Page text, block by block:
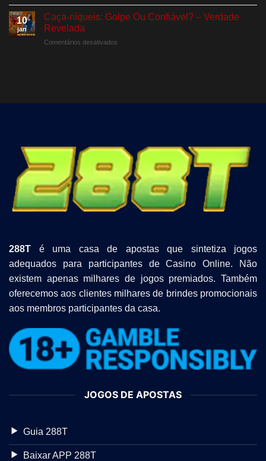
e
Diversão
App
De
Celular
10
jan
Caça-níqueis: Golpe Ou Confiável? – Verdade
Revelada
Comentários desativados
–
288T é uma casa de apostas que sintetiza jogos
adequados para participantes de Casino Online. Não
existem apenas milhares de jogos premiados. Também
oferecemos aos clientes milhares de brindes promocionais
aos membros participantes da casa.
JOGOS DE APOSTAS
Guia 288T
Baixar APP 288T